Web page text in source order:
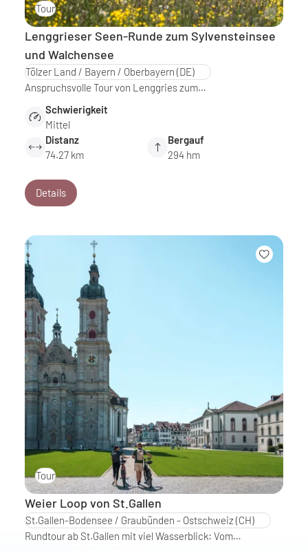
Tour
Lenggrieser Seen-Runde zum Sylvensteinsee
und Walchensee
Tölzer Land / Bayern / Oberbayern (DE)
Anspruchsvolle Tour von Lenggries zum…
Schwierigkeit
Mittel
Distanz
74.27 km
Bergauf
294 hm
Details
Tour
Weier Loop von St.Gallen
St.Gallen-Bodensee / Graubünden - Ostschweiz (CH)
Rundtour ab St.Gallen mit viel Wasserblick: Vom…